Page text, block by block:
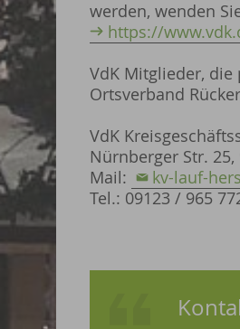
werden, wenden
https://
VdK Mitglieder,
Ortsverband
VdK
Nürnberger Str. 25,
Mail:
kv-lauf-
Tel.: 09123 / 965